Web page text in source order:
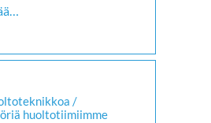
/
huoltotiimiimme